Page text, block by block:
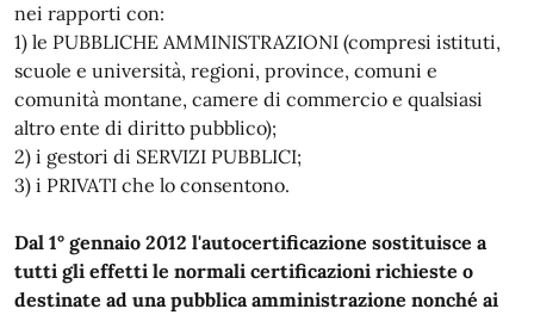
nei rapporti con:
1) le PUBBLICHE AMMINISTRAZIONI (compresi istituti,
scuole e università, regioni, province, comuni e
comunità montane, camere di commercio e qualsiasi
altro ente di diritto pubblico);
2) i gestori di SERVIZI PUBBLICI;
3) i PRIVATI che lo consentono.
Dal 1° gennaio 2012 l'autocertificazione sostituisce a
tutti gli effetti le normali certificazioni richieste o
destinate ad una pubblica amministrazione nonché ai